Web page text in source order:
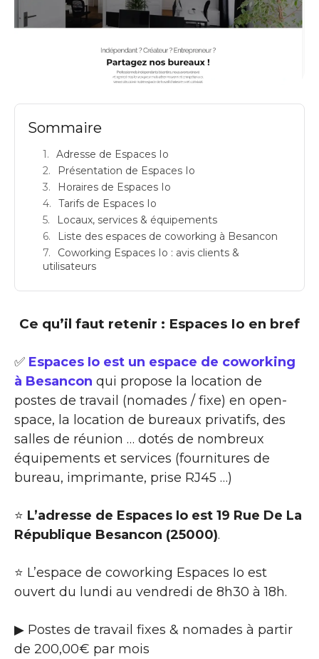
ESPACES IO: espace de coworking à Besancon: Adresse
Sommaire
Adresse de Espaces Io
Présentation de Espaces Io
Horaires de Espaces Io
Tarifs de Espaces Io
Locaux, services & équipements
Liste des espaces de coworking à Besancon
Coworking Espaces Io : avis clients &
utilisateurs
Ce qu’il faut retenir : Espaces Io en bref
✅ Espaces Io est un espace de coworking
à Besancon qui propose la location de
postes de travail (nomades / fixe) en open-
space, la location de bureaux privatifs, des
salles de réunion … dotés de nombreux
équipements et services (fournitures de
bureau, imprimante, prise RJ45 …)
⭐ L’adresse de Espaces Io est 19 Rue De La
République Besancon (25000).
⭐ L’espace de coworking Espaces Io est
ouvert du lundi au vendredi de 8h30 à 18h.
▶ Postes de travail fixes & nomades à partir
de 200,00€ par mois